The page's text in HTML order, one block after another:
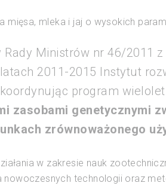
mięsa, mleka i jaj o wysokich
Rady Ministrów nr 46/2011 z
2011-2015 Instytut
program
zasobami genetycznymi
zrównoważonego
w zakresie nauk
nowoczesnych technologii oraz